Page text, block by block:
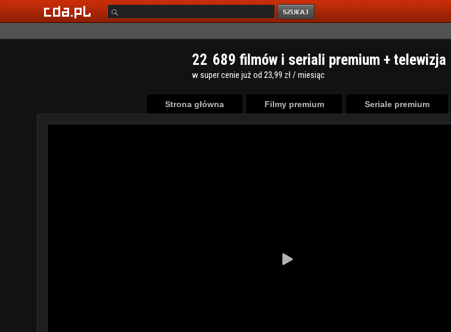
22 689 filmów i seriali premium + telewizja
w super cenie już od 23,99 zł / miesiąc
Strona główna Filmy premium Seriale premium